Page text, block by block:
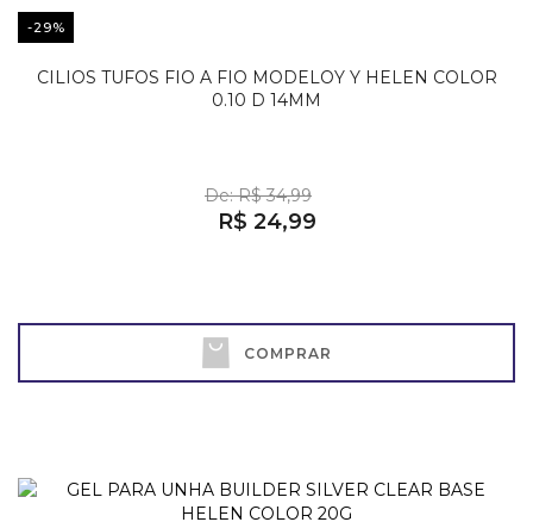
-29%
CILIOS TUFOS FIO A FIO MODELOY Y HELEN COLOR
0.10 D 14MM
De: R$ 34,99
R$ 24,99
COMPRAR